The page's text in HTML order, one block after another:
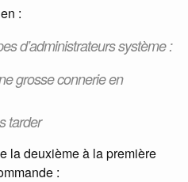
:
d’administrateurs système :
grosse connerie en
tarder
la deuxième à la première
: